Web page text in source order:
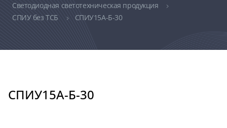
Светодиодная светотехническая продукция
СПИУ без ТСБ
СПИУ15А-Б-30
СПИУ15А-Б-30